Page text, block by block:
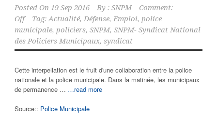
Posted On 19 Sep 2016 By : SNPM
Comment:
Off
Tag:Actualité, Défense, Emploi, police
municipale, policiers, SNPM, SNPM- Syndicat National
des Policiers Municipaux, syndicat
Cette interpellation est le fruit d'une collaboration entre la police
nationale et la police municipale. Dans la matinée, les municipaux
de permanence … …read more
Source:: Police Municipale